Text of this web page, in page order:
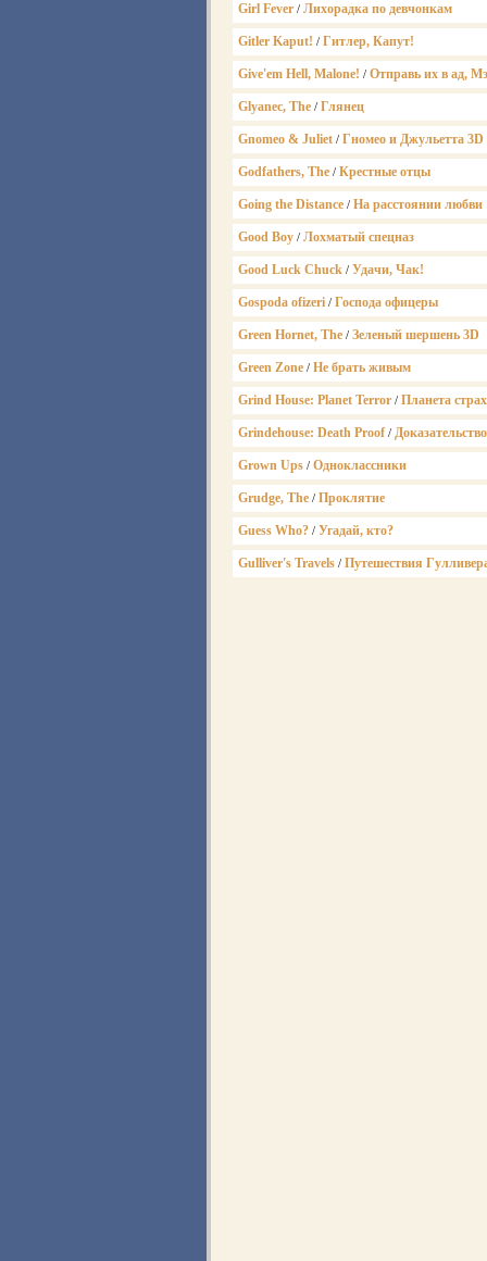
Girl Fever / Лихорадка по девчонкам
Gitler Kaput! / Гитлер, Капут!
Give'em Hell, Malone! / Отправь их в ад,
Glyanec, The / Глянец
Gnomeo & Juliet / Гномео и Джульетта 3D
Godfathers, The / Крестные отцы
Going the Distance / На расстоянии любви
Good Boy / Лохматый спецназ
Good Luck Chuck / Удачи, Чак!
Gospoda ofizeri / Господа офицеры
Green Hornet, The / Зеленый шершень 3D
Green Zone / Не брать живым
Grind House: Planet Terror / Планета
Grindehouse: Death Proof /
Grown Ups / Одноклассники
Grudge, The / Проклятие
Guess Who? / Угадай, кто?
Gulliver's Travels / Путешествия